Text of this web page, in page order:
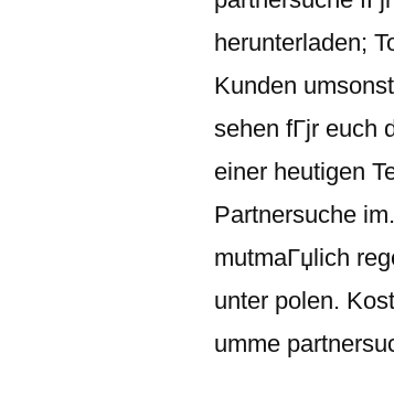
herunterladen;
Kunden
sehen fГјr euch
einer heutigen
Partnersuche
mutmaГџlich
unter polen.
umme